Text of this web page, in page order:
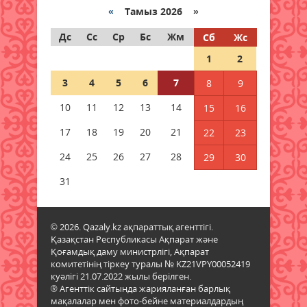
қауіпсіздік бойынша кездесу өтті
07 тамыз 2026 ж. 48
қазақстандықтар Құрылтай
сайлауында қалай дауыс береді?
07 тамыз 2026 ж.
Енді үй жануарларының
төлқұжаты eGov Mobile-да
қолжетімді
06 тамыз 2026 ж. 110
Бейтаныс нөмірден қоңырау
түсті: коллектор мен алаяқты
қалай ажыратамыз
« Тамыз 2026 »
Дс
Сс Ср Бс Жм Сб
Жс
1
2
3
4 5 6 7 8
9
10
11 12 13 14 15
16
17
18 19 20 21 22
23
24
25 26 27 28 29
30
31
© 2026. Qazaly.kz ақпараттық агенттігі.
Қазақстан Республикасы Ақпарат және
Қоғамдық даму министрлігі, Ақпарат
комитетінің тіркеу туралы № KZ21VPY00052419
куәлігі 21.07.2022 жылы берілген.
® Агенттік сайтында жарияланған барлық
мақалалар мен фото-бейне материалдардың